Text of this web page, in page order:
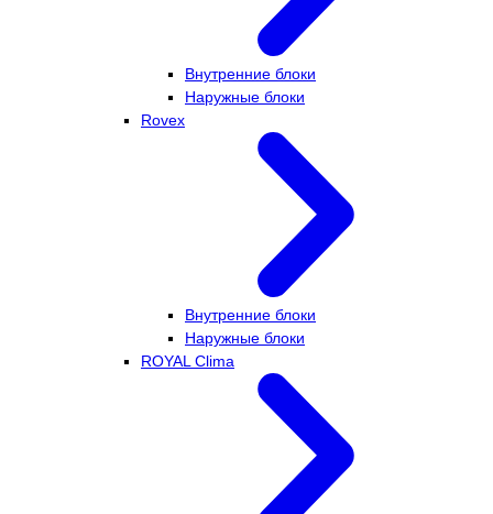
Внутренние блоки
Наружные блоки
Rovex
Внутренние блоки
Наружные блоки
ROYAL Clima